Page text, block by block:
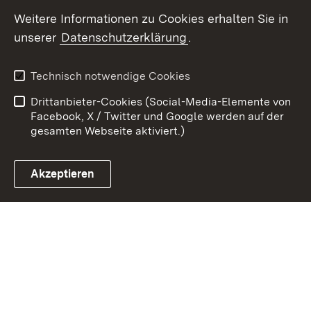
Link zum Landesportal
Kontakt
Datenschutz
Barrierefreiheit
Impressum
Cookies
Weitere Informationen zu Cookies erhalten Sie in
unserer Datenschutzerklärung.
Technisch notwendige Cookies
Drittanbieter-Cookies (Social-Media-Elemente von
Facebook, X / Twitter und Google werden auf der
gesamten Webseite aktiviert.)
Akzeptieren